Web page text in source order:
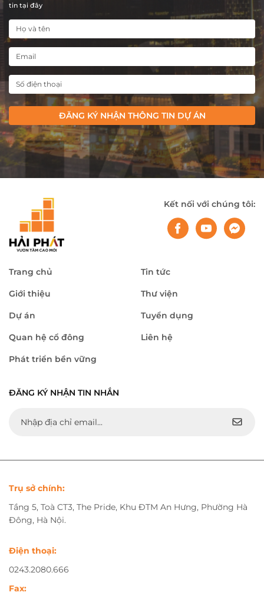
tin tại đây
ĐĂNG KÝ NHẬN THÔNG TIN DỰ ÁN
Kết nối với chúng tôi:
Trang chủ
Giới thiệu
Dự án
Quan hệ cổ đông
Phát triển bền vững
Tin tức
Thư viện
Tuyển dụng
Liên hệ
ĐĂNG KÝ NHẬN TIN NHẮN
Trụ sở chính:
Tầng 5, Toà CT3, The Pride, Khu ĐTM An Hưng, Phường Hà
Đông, Hà Nội.
Điện thoại:
0243.2080.666
Fax: